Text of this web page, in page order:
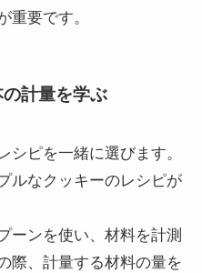
重要です。
計量を学ぶ
シピを一緒に選びます。
ルなクッキーのレシピが
ーンを使い、材料を計測
際、計量する材料の量を